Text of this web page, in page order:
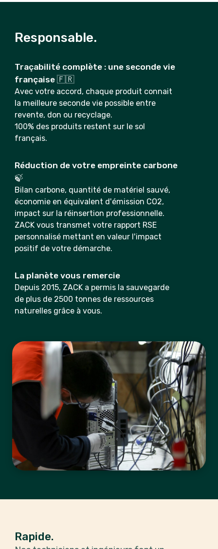
Responsable.
Traçabilité complète : une seconde vie
française 🇫🇷
Avec votre accord, chaque produit connait
la meilleure seconde vie possible entre
revente, don ou recyclage.
100% des produits restent sur le sol
français.
Réduction de votre empreinte carbone
🍃
Bilan carbone, quantité de matériel sauvé,
économie en équivalent d'émission CO2,
impact sur la réinsertion professionnelle.
ZACK vous transmet votre rapport RSE
personnalisé mettant en valeur l'impact
positif de votre démarche.
La planète vous remercie
Depuis 2015, ZACK a permis la sauvegarde
de plus de 2500 tonnes de ressources
naturelles grâce à vous.
Rapide.